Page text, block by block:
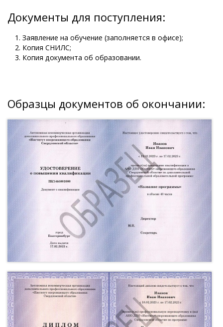
Документы для поступления:
Заявление на обучение (заполняется в офисе);
Копия СНИЛС;
Копия документа об образовании.
Образцы документов об окончании: